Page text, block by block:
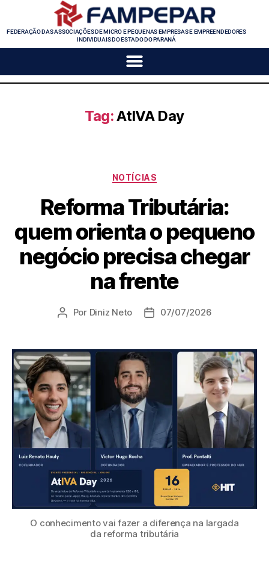
FEDERAÇÃO DAS ASSOCIAÇÕES DE MICRO E PEQUENAS EMPRESAS E EMPREENDEDORES
INDIVIDUAIS DO ESTADO DO PARANÁ
Tag:AtIVA Day
NOTÍCIAS
Reforma Tributária:
quem orienta o pequeno
negócio precisa chegar
na frente
Por Diniz Neto 07/07/2026
O conhecimento vai fazer a diferença na largada
da reforma tributária